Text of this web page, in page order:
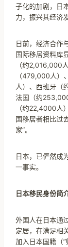
子化的加剧，日
力，振兴其经济
日前，经济合作
国际移居资料库
（约2,016,000
（479,000人）
人）、西班牙（
法国（约
（约22,4000人
国移居者相比过
家”。
日本，已俨然成
一事实。
日本移民身份简
外国人在日本通
定居，在满足相
加入日本国籍（